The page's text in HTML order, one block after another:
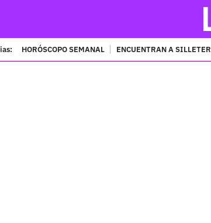
HORÓSCOPO SEMANAL ENCUENTRAN A